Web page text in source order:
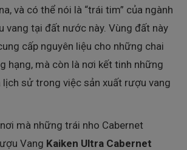
và có thể nói là “trái tim” của ngành
vang tại đất nước này. Vùng đất này
cấp nguyên liệu cho những chai
hạng, mà còn là nơi kết tinh những
lịch sử trong việc sản xuất rượu vang
mà những trái nho Cabernet
Vang Kaiken Ultra Cabernet